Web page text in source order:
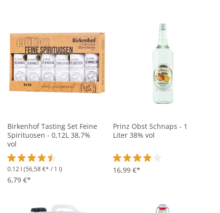
Birkenhof Tasting Set Feine
Spirituosen - 0,12L 38,7%
vol
Durchschnittliche Bewertung von 4.4 von 5 Sternen
0.12 l (56,58 €* / 1 l)
6,79 €*
Prinz Obst Schnaps - 1
Liter 38% vol
Durchschnittliche Bewertung
16,99 €*